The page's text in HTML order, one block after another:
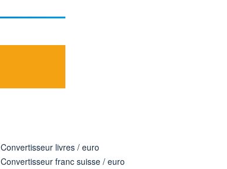
Convertisseur livres / euro
Convertisseur franc suisse / euro